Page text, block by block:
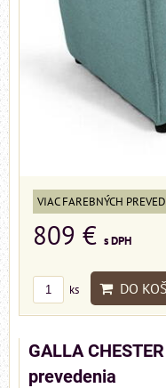
VIAC FAREBNÝCH
809 € s DPH
ks DO
GALLA
prevedenia